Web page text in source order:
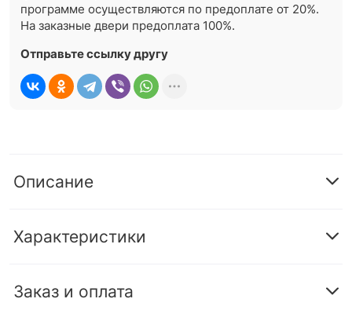
программе осуществляются по предоплате от 20%.
На заказные двери предоплата 100%.
Отправьте ссылку другу
Описание
Характеристики
Заказ и оплата